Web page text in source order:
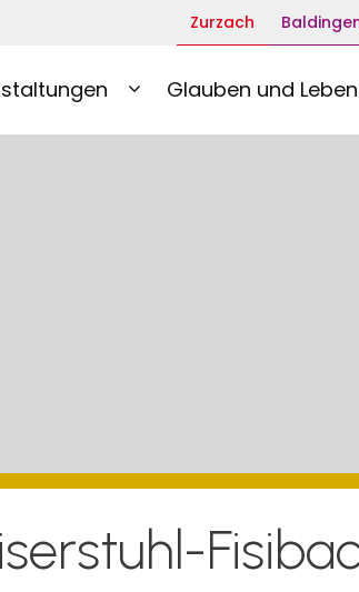
Zurzach
Glauben und Leben